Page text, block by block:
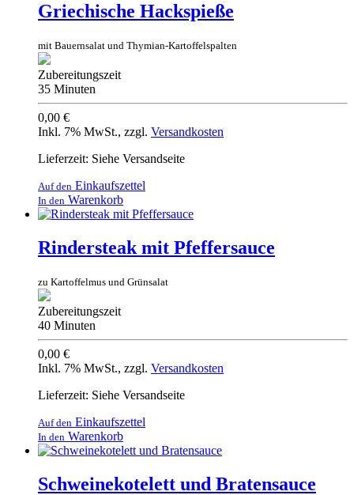
Griechische Hackspieße
mit Bauernsalat und Thymian-Kartoffelspalten
Zubereitungszeit
35 Minuten
0,00 €
Inkl. 7% MwSt., zzgl. Versandkosten
Lieferzeit: Siehe Versandseite
Auf den Einkaufszettel
In den Warenkorb
Rindersteak mit Pfeffersauce
zu Kartoffelmus und Grünsalat
Zubereitungszeit
40 Minuten
0,00 €
Inkl. 7% MwSt., zzgl. Versandkosten
Lieferzeit: Siehe Versandseite
Auf den Einkaufszettel
In den Warenkorb
Schweinekotelett und Bratensauce